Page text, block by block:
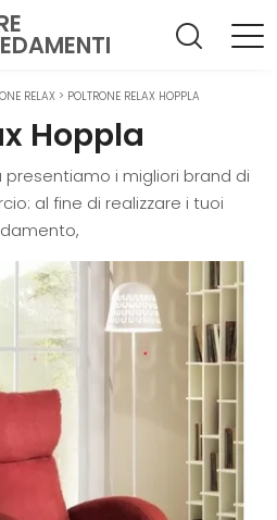
RELAX > POLTRONE RELAX HOPPLA
Hoppla
i migliori brand di
al fine di realizzare i tuoi